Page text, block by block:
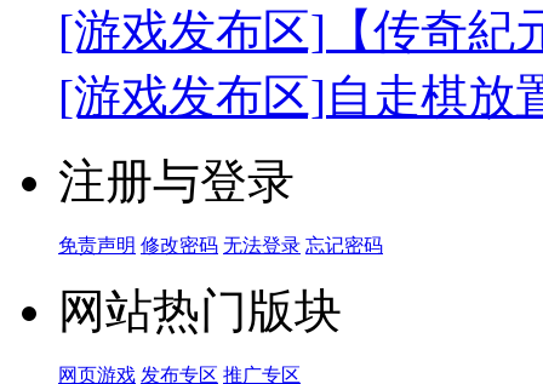
[游戏发布区] 【传奇
[游戏发布区]自走棋放
注册与登录
免责声明 修改密码 无法登录 忘记密码
网站热门版块
网页游戏 发布专区 推广专区